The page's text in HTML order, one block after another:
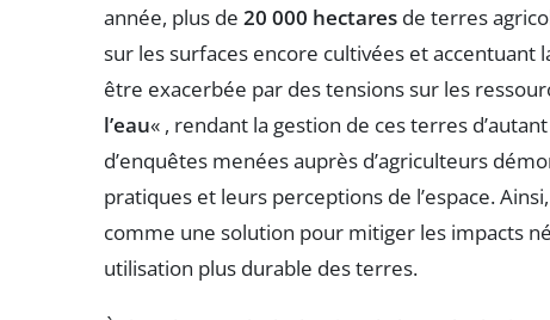
année, plus de 20 000 hectares de terres
sur les surfaces encore cultivées et
être exacerbée par des tensions sur les
l’eau« , rendant la gestion de ces terres
d’enquêtes menées auprès d’agriculteurs
pratiques et leurs perceptions de l’espace.
comme une solution pour mitiger les impacts
utilisation plus durable des terres.